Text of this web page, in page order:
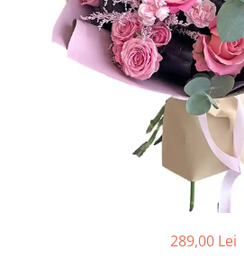
289,00 Lei